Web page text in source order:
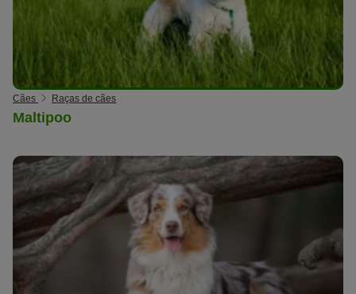
Cães Raças de cães
Maltipoo